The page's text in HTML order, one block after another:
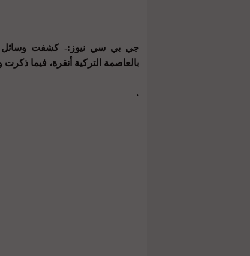
جي بي سي نيوز:- كشفت وسائل
بالعاصمة التركية أنقرة، فيما ذكرت وزارة الدفاع
.